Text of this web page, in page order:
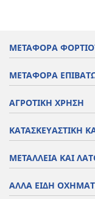
ΜΕΤΑΦΟΡΑ
ΜΕΤΑΦΟΡΑ
ΑΓΡΟΤΙΚΗ ΧΡΗΣΗ
ΚΑΤΑΣΚΕΥΑΣΤΙΚΗ
ΜΕΤΑΛΛΕΙΑ ΚΑΙ
ΑΛΛΑ ΕΙΔΗ